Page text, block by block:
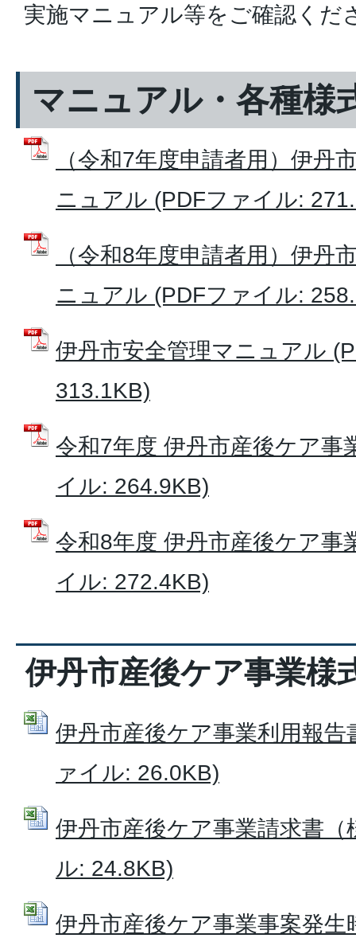
実施マニュアル等をご確認くだ
マニュアル・各種様
（令和7年度申請者用）伊丹
ニュアル (PDFファイル:
（令和8年度申請者用）伊丹
ニュアル (PDFファイル:
伊丹市安全管理マニュアル
313.1KB)
令和7年度 伊丹市産後ケア事
イル: 264.9KB)
令和8年度 伊丹市産後ケア事
イル: 272.4KB)
伊丹市産後ケア事業様
伊丹市産後ケア事業利用報
ァイル: 26.0KB)
伊丹市産後ケア事業請求書
ル: 24.8KB)
伊丹市産後ケア事業事案発生